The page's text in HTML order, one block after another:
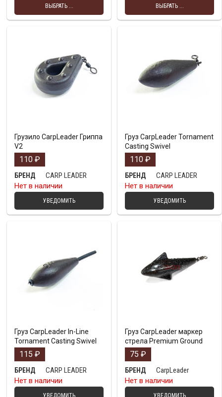
ВЫБРАТЬ ... ВЫБРАТЬ ...
Грузило CarpLeader Гриппа
V2
110 ₽
БРЕНД
CARP LEADER
Нет в наличии
УВЕДОМИТЬ
Груз CarpLeader Tornament
Casting Swivel
110 ₽
БРЕНД
CARP LEADER
Нет в наличии
УВЕДОМИТЬ
Груз CarpLeader In-Line
Tornament Casting Swivel
115 ₽
БРЕНД
CARP LEADER
Нет в наличии
Груз CarpLeader маркер
стрела Premium Ground
75 ₽
БРЕНД
CarpLeader
Нет в наличии